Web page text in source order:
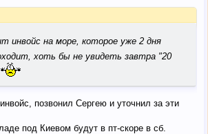
инвойс на море, которое уже 2 дня
хоть бы не увидеть завтра "20
позвонил Сергею и уточнил за эти
под Киевом будут в пт-скоре в сб.